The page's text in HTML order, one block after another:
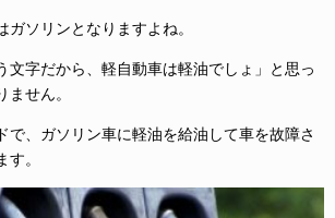
ガソリンとなりますよね。
文字だから、軽自動車は軽油でしょ」と思っ
せん。
で、ガソリン車に軽油を給油して車を故障さ
。